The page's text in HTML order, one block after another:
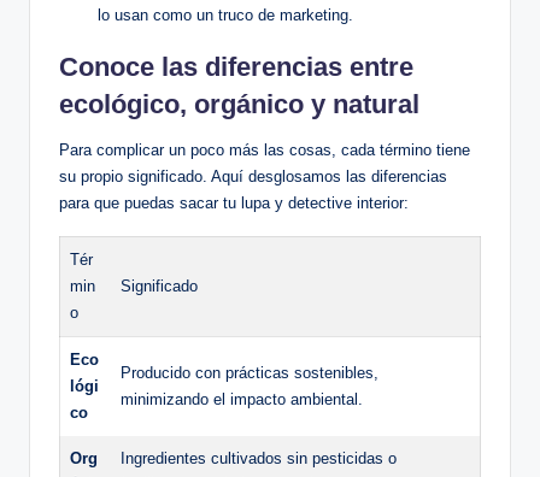
lo usan como un truco de marketing.
Conoce las diferencias entre
ecológico, orgánico y natural
Para complicar un poco más las cosas, cada término tiene
su propio significado. Aquí desglosamos las diferencias
para que puedas sacar tu lupa y detective interior:
Tér
min
o
Significado
Eco
lógi
co
Producido con prácticas sostenibles,
minimizando el impacto ambiental.
Org
Ingredientes cultivados sin pesticidas o